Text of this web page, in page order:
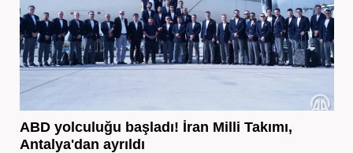
ABD yolculuğu başladı! İran Milli Takımı,
Antalya'dan ayrıldı